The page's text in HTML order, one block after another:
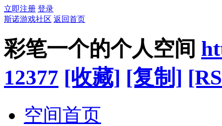
立即注册 登录
斯诺游戏社区 返回首页
彩笔一个的个人空间
12377 [收藏] [复制]
空间首页